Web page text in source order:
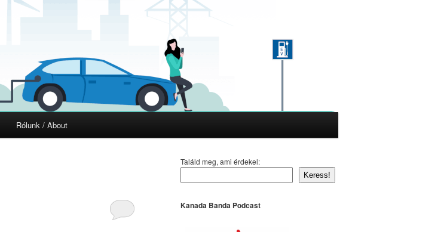
Rólunk / About
Találd meg, ami érdekel:
Keress!
Kanada Banda Podcast